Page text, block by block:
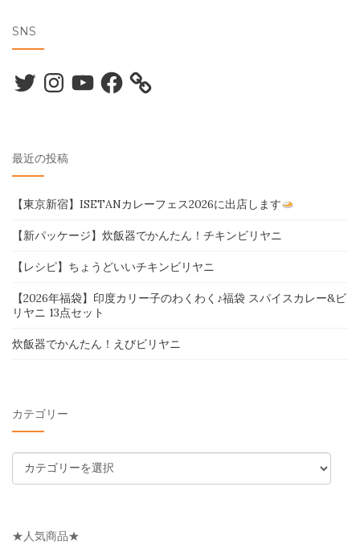
SNS
TwitterInstagramYouTubeFacebook
最近の投稿
【東京新宿】ISETANカレーフェス2026に出店します
【新パッケージ】炊飯器でかんたん！チキンビリヤニ
【レシピ】ちょうどいいチキンビリヤニ
【2026年福袋】印度カリー子のわくわく♪福袋 スパイスカレー&ビ
リヤニ 13点セット
炊飯器でかんたん！えびビリヤニ
カテゴリー
テ
リ
★人気商品★